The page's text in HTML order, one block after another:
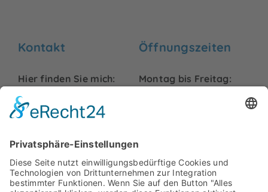
Kontakt
Hier finden Sie mich:
Friedrich-Ebert-Str. 99
48153 Münster
uebersetzungen.de
Telefon: +49 251
7779479
Öffnungszeiten
Montag bis Freitag: